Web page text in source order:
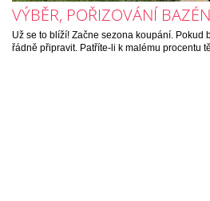
VÝBĚR, POŘIZOVÁNÍ
Už se to blíží! Začne sezona koupání. Pokud
řádně připravit. Patříte-li k malému procentu